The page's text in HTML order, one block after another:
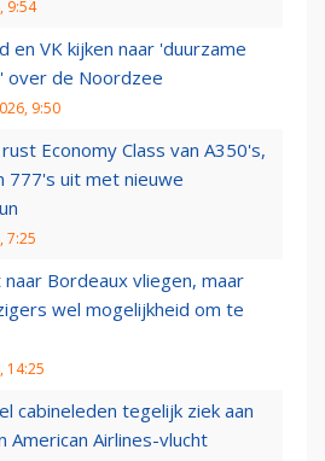
9:54
en VK kijken naar 'duurzame
over de Noordzee
9:50
Economy Class van A350's,
777's uit met nieuwe
7:25
Bordeaux vliegen, maar
wel mogelijkheid om te
14:25
cabineleden tegelijk ziek aan
American Airlines-vlucht